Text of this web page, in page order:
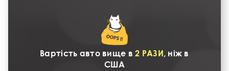
Вартість авто вище в2 РАЗИ, ніж в
США